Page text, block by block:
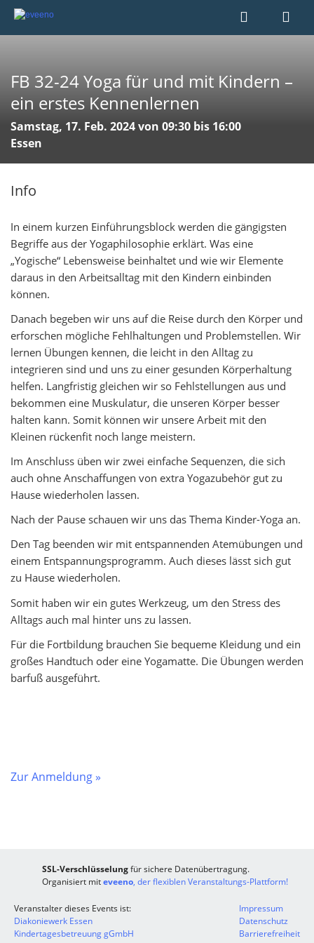
FB 32-24 Yoga für und mit Kindern –
ein erstes Kennenlernen
Samstag, 17. Feb. 2024 von 09:30 bis 16:00
Essen
Info
In einem kurzen Einführungsblock werden die gängigsten
Begriffe aus der Yogaphilosophie erklärt. Was eine
„Yogische“ Lebensweise beinhaltet und wie wir Elemente
daraus in den Arbeitsalltag mit den Kindern einbinden
können.
Danach begeben wir uns auf die Reise durch den Körper und
erforschen mögliche Fehlhaltungen und Problemstellen. Wir
lernen Übungen kennen, die leicht in den Alltag zu
integrieren sind und uns zu einer gesunden Körperhaltung
helfen. Langfristig gleichen wir so Fehlstellungen aus und
bekommen eine Muskulatur, die unseren Körper besser
halten kann. Somit können wir unsere Arbeit mit den
Kleinen rückenfit noch lange meistern.
Im Anschluss üben wir zwei einfache Sequenzen, die sich
auch ohne Anschaffungen von extra Yogazubehör gut zu
Hause wiederholen lassen.
Nach der Pause schauen wir uns das Thema Kinder-Yoga an.
Den Tag beenden wir mit entspannenden Atemübungen und
einem Entspannungsprogramm. Auch dieses lässt sich gut
zu Hause wiederholen.
Somit haben wir ein gutes Werkzeug, um den Stress des
Alltags auch mal hinter uns zu lassen.
Für die Fortbildung brauchen Sie bequeme Kleidung und ein
großes Handtuch oder eine Yogamatte. Die Übungen werden
barfuß ausgeführt.
Zur Anmeldung »
SSL-Verschlüsselungfür sichere Datenübertragung.
Organisiert miteveeno, der flexiblen Veranstaltungs-Plattform!
Veranstalter dieses Events ist:
Diakoniewerk Essen
Kindertagesbetreuung gGmbH
Impressum
Datenschutz
Barrierefreiheit